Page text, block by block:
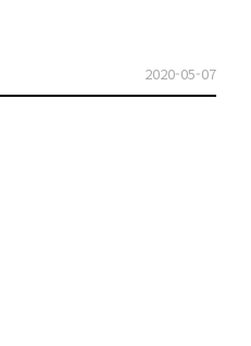
2020-05-07